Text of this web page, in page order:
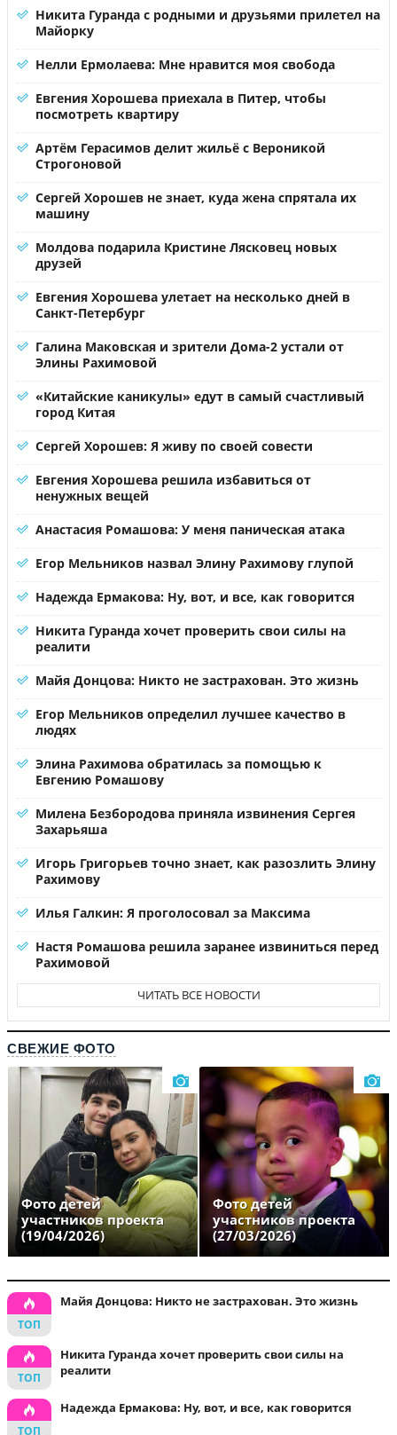
Никита Гуранда с родными и друзьями прилетел на
Майорку
Нелли Ермолаева: Мне нравится моя свобода
Евгения Хорошева приехала в Питер, чтобы
посмотреть квартиру
Артём Герасимов делит жильё с Вероникой
Строгоновой
Сергей Хорошев не знает, куда жена спрятала их
машину
Молдова подарила Кристине Лясковец новых
друзей
Евгения Хорошева улетает на несколько дней в
Санкт-Петербург
Галина Маковская и зрители Дома-2 устали от
Элины Рахимовой
«Китайские каникулы» едут в самый счастливый
город Китая
Сергей Хорошев: Я живу по своей совести
Евгения Хорошева решила избавиться от
ненужных вещей
Анастасия Ромашова: У меня паническая атака
Егор Мельников назвал Элину Рахимову глупой
Надежда Ермакова: Ну, вот, и все, как говорится
Никита Гуранда хочет проверить свои силы на
реалити
Майя Донцова: Никто не застрахован. Это жизнь
Егор Мельников определил лучшее качество в
людях
Элина Рахимова обратилась за помощью к
Евгению Ромашову
Милена Безбородова приняла извинения Сергея
Захарьяша
Игорь Григорьев точно знает, как разозлить Элину
Рахимову
Илья Галкин: Я проголосовал за Максима
Настя Ромашова решила заранее извиниться перед
Рахимовой
ЧИТАТЬ ВСЕ НОВОСТИ
СВЕЖИЕ ФОТО
Фото детей
участников проекта
(19/04/2026)
Фото детей
участников проекта
(27/03/2026)
Майя Донцова: Никто не застрахован. Это жизнь
Никита Гуранда хочет проверить свои силы на
реалити
Надежда Ермакова: Ну, вот, и все, как говорится